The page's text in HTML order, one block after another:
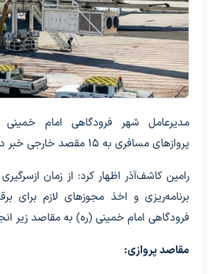
مدیرعامل شهر فرودگاهی امام خمینی
پروازهای مسافری به ۱۵ مقصد خارجی خبر داد.
رامین کاشف‌آذر اظهار کرد: از زمان
برنامه‌ریزی و اخذ مجوزهای لازم برای
فرودگاهی امام خمینی (ره) به مقاصد زیر
مقاصد پروازی: